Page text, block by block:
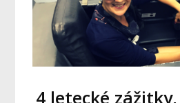
4 letecké